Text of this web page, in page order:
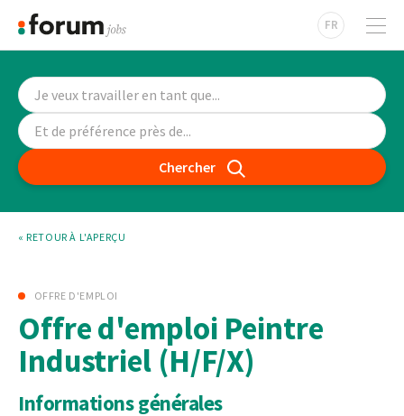
FR
Chercher
« RETOUR À L'APERÇU
OFFRE D'EMPLOI
Offre d'emploi Peintre
Industriel (H/F/X)
Informations générales